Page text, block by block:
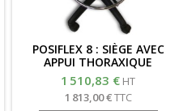
POSIFLEX 8 : SIÈGE AVEC
APPUI THORAXIQUE
1 510,83 € HT
1 813,00 €TTC